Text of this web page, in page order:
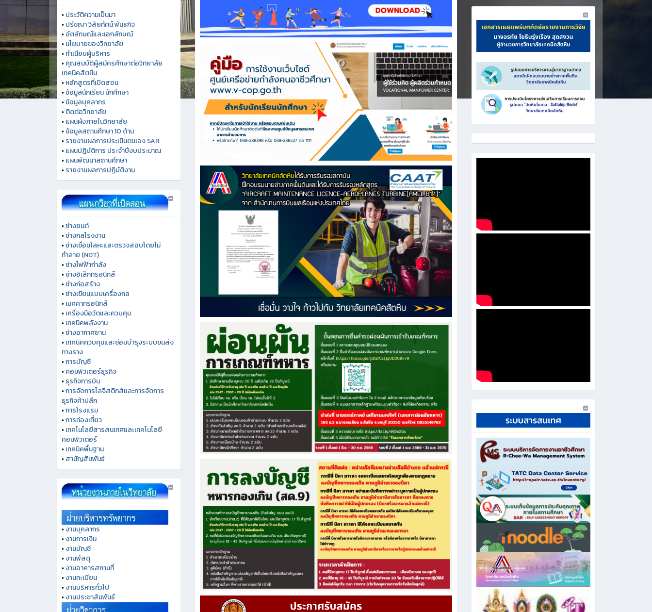
• ประวัติความเป็นมา
• ปรัชญา วิสัยทัศน์ พันธกิจ
• อัตลักษณ์และเอกลักษณ์
• นโยบายของวิทยาลัย
• ทำเนียบผู้บริหาร
• คุณสมบัติผู้สมัครศึกษาต่อวิทยาลัย
เทคนิคสัตหีบ
• หลักสูตรที่เปิดสอน
• ข้อมูลนักเรียน นักศึกษา
• ข้อมูลบุคลากร
• ติดต่อวิทยาลัย
• แผนผังภายในวิทยาลัย
• ข้อมูลสถานศึกษา 10 ด้าน
• รายงานผลการประเมินตนเอง SAR
• แผนปฏิบัติการ ประจำปีงบประมาณ
• แผนพัฒนาสถานศึกษา
• รายงานผลการปฏิบัติงาน
• ช่างยนต์
• ช่างกลโรงงาน
• ช่างเชื่อมโลหะและตรวจสอบโดยไม่
ทำลาย (NDT)
• ช่างไฟฟ้ากำลัง
• ช่างอิเล็กทรอนิกส์
• ช่างก่อสร้าง
• ช่างเขียนแบบเครื่องกล
• เมคคาทรอนิกส์
• เครื่องมือวัดและควบคุม
• เทคนิคพลังงาน
• ช่างอากาศยาน
• เทคนิคควบคุมและซ่อมบำรุงระบบขนส่ง
ทางราง
•การบัญชี
• คอมพิวเตอร์ธุรกิจ
• ธุรกิจการบิน
•การจัดการโลจิสติกส์และการจัดการ
ธุรกิจค้าปลีก
•การโรงแรม
•การท่องเที่ยว
• เทคโนโลยีสารสนเทศและเทคโนโลยี
คอมพิวเตอร์
• เทคนิคพื้นฐาน
• สามัญสัมพันธ์
•งานบุคลากร
•งานการเงิน
•งานบัญชี
•งานพัสดุ
•งานอาคารสถานที่
•งานทะเบียน
•งานบริหารทั่วไป
•งานประชาสัมพันธ์